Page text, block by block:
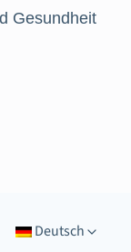
Gesundheit
Deutsch